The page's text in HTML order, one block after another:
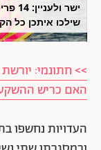
ישר
שילכו איתכן כל
>> חתונמי:
האם כריש